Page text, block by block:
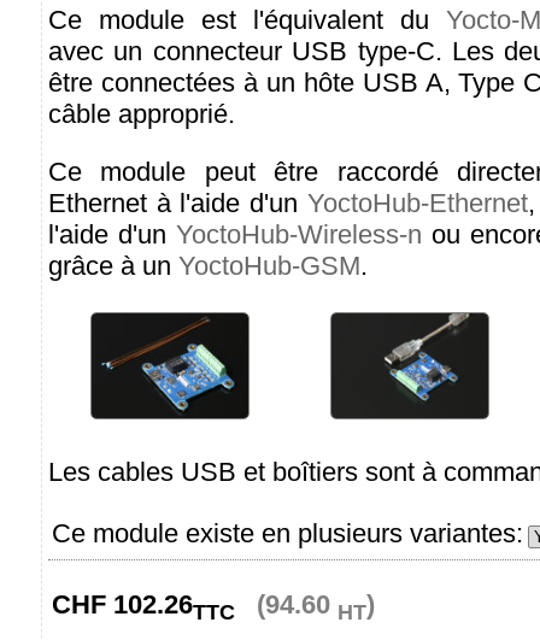
Ce module est l'équivalent du Yocto-
avec un connecteur USB type-C. Les
être connectées à un hôte USB A, Type
câble approprié.
Ce module peut être raccordé
Ethernet à l'aide d'un YoctoHub-Ethernet
l'aide d'un YoctoHub-Wireless-n ou
grâce à un YoctoHub-GSM.
Les cables USB et boîtiers sont à
Ce module existe en plusieurs variantes:
CHF 102.26TTC (94.60 HT)